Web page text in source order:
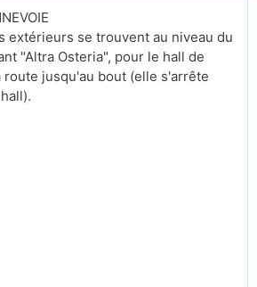
extérieurs se trouvent au niveau du
"Altra Osteria", pour le hall de
jusqu'au bout (elle s'arrête